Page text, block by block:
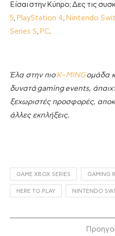
Είσαι στην Κύπρο; Δες τις
5, PlayStation 4, Nintendo
Series S, PC.
Έλα στην πιο K–MING ομάδα
δυνατάgaming events,
ξεχωριστές προσφορές,
άλλες εκπλήξεις.
GAME XBOX SERIES GAMING
HERE TO PLAY NINTENDO